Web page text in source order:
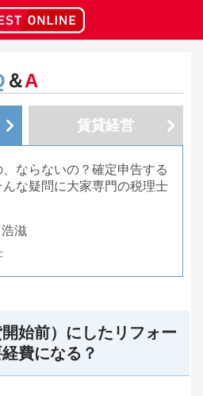
＆A
賃貸経営
ならないの？確定申告する
な疑問に大家専門の税理士
滋
始前）にしたリフォー
費になる？